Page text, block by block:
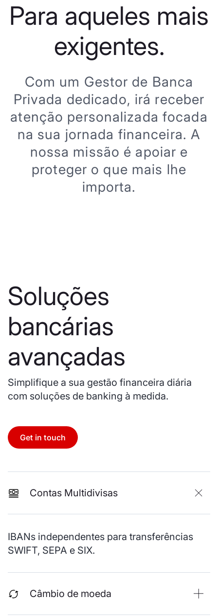
Para aqueles mais
exigentes.
Com um Gestor de Banca
Privada dedicado, irá receber
atenção personalizada focada
na sua jornada financeira. A
nossa missão é apoiar e
proteger o que mais lhe
importa.
Soluções
bancárias
avançadas
Simplifique a sua gestão financeira diária
com soluções de banking à medida.
Get in touch
Contas Multidivisas
IBANs independentes para transferências
SWIFT, SEPA e SIX.
Câmbio de moeda